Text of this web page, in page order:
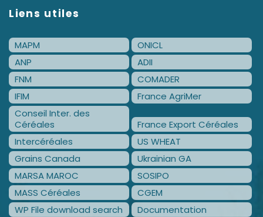
Liens utiles
MAPM
ONICL
ANP
ADII
FNM
COMADER
IFIM
France AgriMer
Conseil Inter. des
Céréales
France Export Céréales
Intercéréales
US WHEAT
Grains Canada
Ukrainian GA
MARSA MAROC
SOSIPO
MASS Céréales
CGEM
WP File download search
Documentation